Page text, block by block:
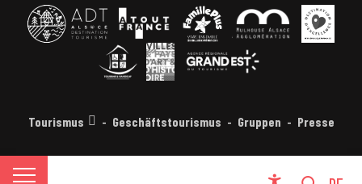
FR
Tourismus Geschäftstourismus Gruppen Presse